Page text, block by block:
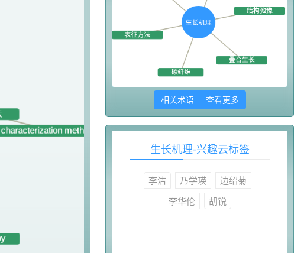
相关术语 查看更多
生长机理-兴趣云标签
李洁 乃学瑛
边绍菊
李华伦
胡锐